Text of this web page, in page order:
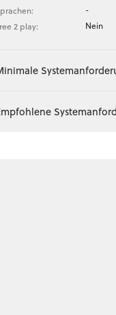
-
2 play:
Nein